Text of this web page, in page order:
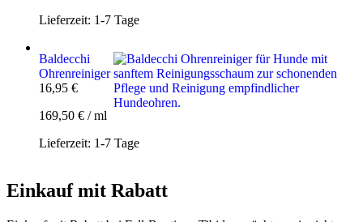
Lieferzeit: 1-7 Tage
Baldecchi
Ohrenreiniger
16,95 €
169,50 € /ml
Lieferzeit: 1-7 Tage
Einkauf mit Rabatt